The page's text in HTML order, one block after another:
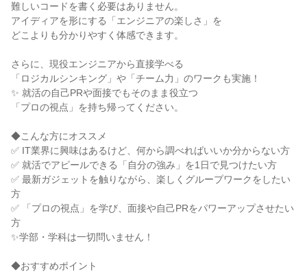
難しいコードを書く必要はありません。
アイディアを形にする「エンジニアの楽しさ」を
どこよりも分かりやすく体感できます。
さらに、現役エンジニアから直接学べる
「ロジカルシンキング」や「チーム力」のワークも実施！
✨ 就活の自己PRや面接でもそのまま役立つ
「プロの視点」を持ち帰ってください。
◆こんな方にオススメ
✅ IT業界に興味はあるけど、何から調べればいいか分からない方
✅ 就活でアピールできる「自分の強み」を1日で見つけたい方
✅ 最新ガジェットを触りながら、楽しくグループワークをしたい
方
✅ 「プロの視点」を学び、面接や自己PRをパワーアップさせたい
方
✨学部・学科は一切問いません！
◆おすすめポイント